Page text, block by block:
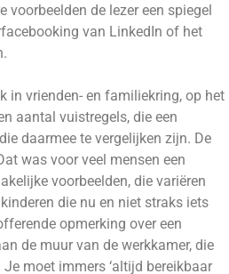
voorbeelden de lezer een spiegel
van LinkedIn of het
in vrienden- en familiekring, op het
aantal vuistregels, die een
daarmee te vergelijken zijn. De
was voor veel mensen een
voorbeelden, die variëren
die nu en niet straks iets
opmerking over een
de muur van de werkkamer, die
moet immers ‘altijd bereikbaar